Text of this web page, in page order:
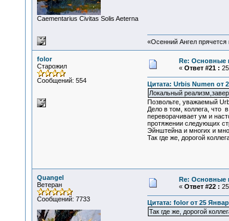
Сaementarius Civitas Solis Aeterna
«Осенний Ангел прячется
folor
Старожил
Сообщений: 554
Re: Основные
« Ответ #21 :
Цитата: Urbis Numen от
Локальный
Позвольте, уважаемый
Дело в том, коллега, что
переворачивает ум и
протяжении следующих
Эйнштейна и многих и
Так где же, дорогой
Quangel
Ветеран
Сообщений: 7733
Re: Основные
« Ответ #22 :
Цитата: folor от 25
Так где же, дорогой